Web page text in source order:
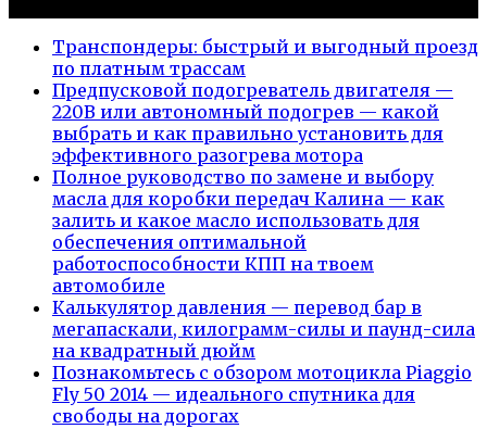
Транспондеры: быстрый и выгодный проезд
по платным трассам
Предпусковой подогреватель двигателя —
220В или автономный подогрев — какой
выбрать и как правильно установить для
эффективного разогрева мотора
Полное руководство по замене и выбору
масла для коробки передач Калина — как
залить и какое масло использовать для
обеспечения оптимальной
работоспособности КПП на твоем
автомобиле
Калькулятор давления — перевод бар в
мегапаскали, килограмм-силы и паунд-сила
на квадратный дюйм
Познакомьтесь с обзором мотоцикла Piaggio
Fly 50 2014 — идеального спутника для
свободы на дорогах